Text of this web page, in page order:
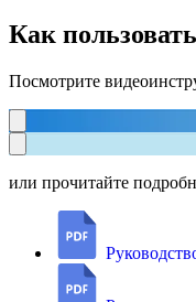
Как
Посмотрите
или прочитайте